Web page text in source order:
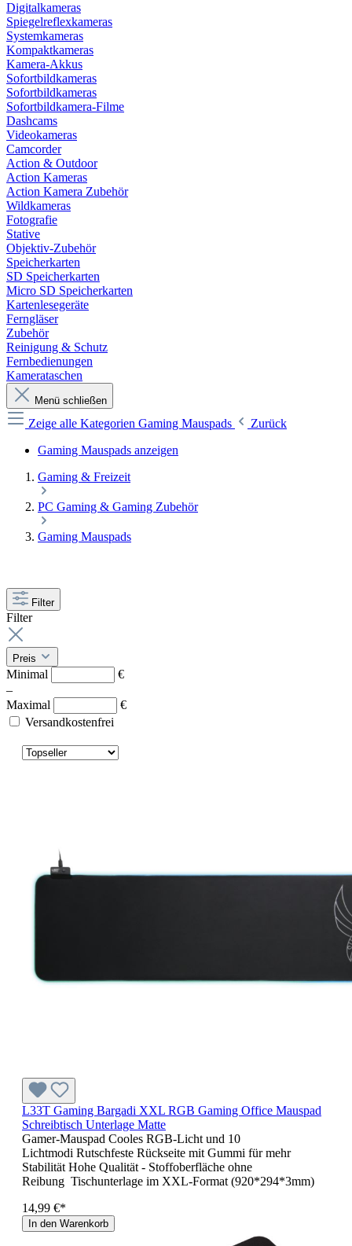
Digitalkameras
Spiegelreflexkameras
Systemkameras
Kompaktkameras
Kamera-Akkus
Sofortbildkameras
Sofortbildkameras
Sofortbildkamera-Filme
Dashcams
Videokameras
Camcorder
Action & Outdoor
Action Kameras
Action Kamera Zubehör
Wildkameras
Fotografie
Stative
Objektiv-Zubehör
Speicherkarten
SD Speicherkarten
Micro SD Speicherkarten
Kartenlesegeräte
Ferngläser
Zubehör
Reinigung & Schutz
Fernbedienungen
Kamerataschen
Menü schließen
Zeige alle Kategorien Gaming Mauspads
Zurück
Gaming Mauspads anzeigen
Gaming & Freizeit
PC Gaming & Gaming Zubehör
Gaming Mauspads
Filter
Filter
Preis
Minimal
€
–
Maximal
€
Versandkostenfrei
L33T Gaming Bargadi XXL RGB Gaming Office Mauspad
Schreibtisch Unterlage Matte
Gamer-Mauspad Cooles RGB-Licht und 10
Lichtmodi Rutschfeste Rückseite mit Gummi für mehr
Stabilität Hohe Qualität - Stoffoberfläche ohne
Reibung Tischunterlage im XXL-Format (920*294*3mm)
14,99 €*
In den Warenkorb